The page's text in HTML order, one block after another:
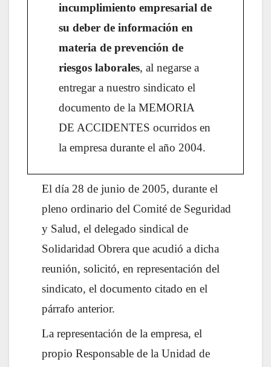
incumplimiento empresarial de
su deber de información en
materia de prevención de
riesgos laborales, al negarse a
entregar a nuestro sindicato el
documento de la MEMORIA
DE ACCIDENTES ocurridos en
la empresa durante el año 2004.
El día 28 de junio de 2005, durante el
pleno ordinario del Comité de Seguridad
y Salud, el delegado sindical de
Solidaridad Obrera que acudió a dicha
reunión, solicitó, en representación del
sindicato, el documento citado en el
párrafo anterior.
La representación de la empresa, el
propio Responsable de la Unidad de